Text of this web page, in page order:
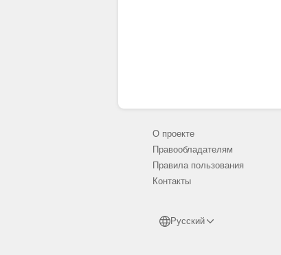
О проекте
Правообладателям
Правила пользования
Контакты
Русский